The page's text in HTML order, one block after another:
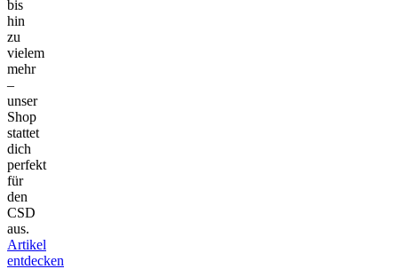
bis
hin
zu
vielem
mehr
–
unser
Shop
stattet
dich
perfekt
für
den
CSD
aus.
Artikel
entdecken